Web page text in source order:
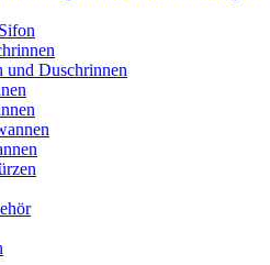
und Duschrinnen